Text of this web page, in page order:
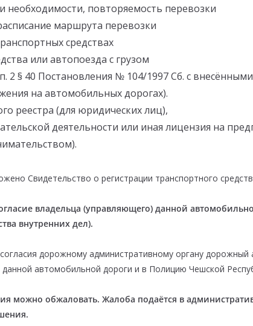
необходимости, повторяемость перевозки
маршрута перевозки
средствах
или автопоезда с грузом
2 § 40 Постановления № 104/1997 Сб. с
на автомобильных дорогах).
реестра (для юридических лиц),
деятельности или иная лицензия на
Свидетельство о регистрации транспортного
владельца (управляющего) данной
внутренних дел).
согласия дорожному административному органу
автомобильной дороги и в Полицию Чешской
можно обжаловать. Жалоба подаётся в